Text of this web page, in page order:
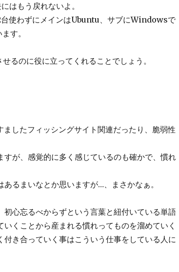
はもう戻れないよ。
台使わずにメインはUbuntu、サブにWindowsで
す。
るのに役に立ってくれることでしょう。
したフィッシングサイト関連だったり、脆弱性
が、感覚的に多く感じているのも確かで、慣れ
るまいなとか思いますが…、まさかなぁ。
心忘るべからずという言葉と紐付いている単語
くことから産まれる慣れってものを溜めていく
き合っていく事はこういう仕事をしている人に